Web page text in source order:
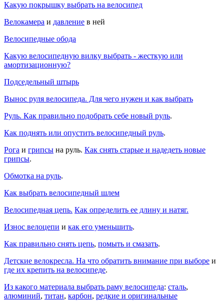
Какую покрышку выбрать на велосипед
Велокамера и давление в ней
Велосипедные обода
Какую велосипедную вилку выбрать - жесткую или
амортизационную?
Подседельный штырь
Вынос руля велосипеда. Для чего нужен и как выбрать
Руль. Как правильно подобрать себе новый руль.
Как поднять или опустить велосипедный руль.
Рога и грипсы на руль. Как снять старые и надедеть новые
грипсы.
Обмотка на руль.
Как выбрать велосипедный шлем
Велосипедная цепь. Как определить ее длину и натяг.
Износ велоцепи и как его уменьшить.
Как правильно снять цепь, помыть и смазать.
Детские велокресла. На что обратить внимание при выборе и
где их крепить на велосипеде.
Из какого материала выбрать раму велосипеда: сталь,
алюминий, титан, карбон, редкие и оригинальные